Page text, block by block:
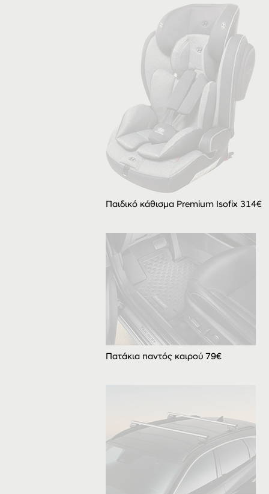
Παιδικό κάθισμα Premium Isofix 314€
Πατάκια παντός καιρού 79€